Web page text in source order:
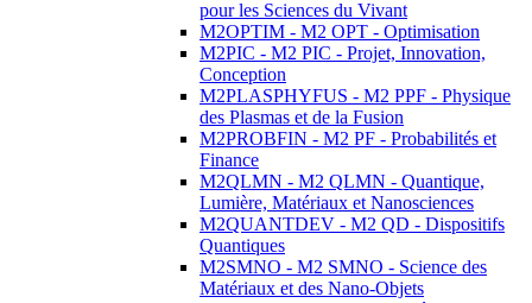
pour les Sciences du Vivant
M2OPTIM - M2 OPT - Optimisation
M2PIC - M2 PIC - Projet, Innovation,
Conception
M2PLASPHYFUS - M2 PPF - Physique
des Plasmas et de la Fusion
M2PROBFIN - M2 PF - Probabilités et
Finance
M2QLMN - M2 QLMN - Quantique,
Lumière, Matériaux et Nanosciences
M2QUANTDEV - M2 QD - Dispositifs
Quantiques
M2SMNO - M2 SMNO - Science des
Matériaux et des Nano-Objets